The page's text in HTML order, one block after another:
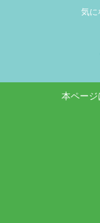
気に
本ページ